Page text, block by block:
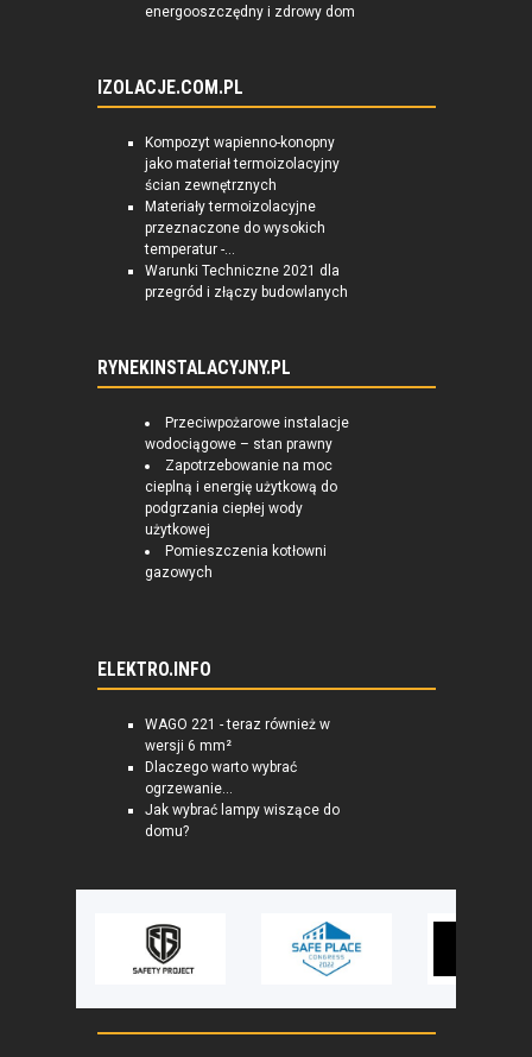
energooszczędny i zdrowy dom
IZOLACJE.COM.PL
Kompozyt wapienno-konopny
jako materiał termoizolacyjny
ścian zewnętrznych
Materiały termoizolacyjne
przeznaczone do wysokich
temperatur -...
Warunki Techniczne 2021 dla
przegród i złączy budowlanych
RYNEKINSTALACYJNY.PL
Przeciwpożarowe instalacje
wodociągowe – stan prawny
Zapotrzebowanie na moc
cieplną i energię użytkową do
podgrzania ciepłej wody
użytkowej
Pomieszczenia kotłowni
gazowych
ELEKTRO.INFO
WAGO 221 - teraz również w
wersji 6 mm²
Dlaczego warto wybrać
ogrzewanie...
Jak wybrać lampy wiszące do
domu?